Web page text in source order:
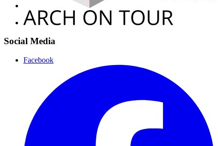
Social Media
Facebook